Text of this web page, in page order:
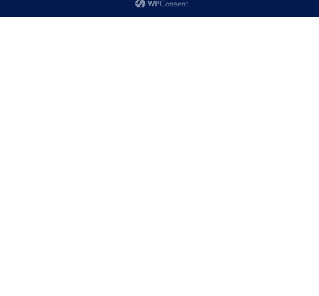
Öppna träningar i Stockholm